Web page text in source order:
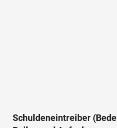
Schuldeneintreiber